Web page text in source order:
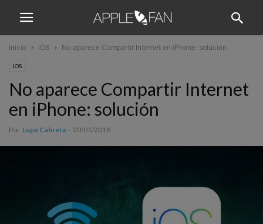
Inicio iOS No aparece Compartir Internet en iPhone: solución
iOS
No aparece Compartir Internet
en iPhone: solución
Por Lupe Cabrera - 20/01/2018